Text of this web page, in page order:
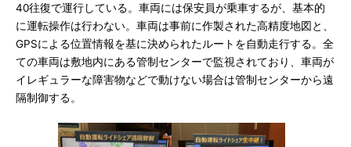
40往復で運行している。車両には保安員が乗車するが、基本的
に運転操作は行わない。車両は事前に作製された高精度地図と、
GPSによる位置情報を基に決められたルートを自動走行する。全
ての車両は敷地内にある管制センターで監視されており、車両が
イレギュラーな障害物などで動けない場合は管制センターから遠
隔制御する。